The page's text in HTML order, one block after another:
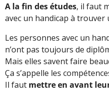
A la fin des études, il faut
avec un handicap à trouver
Les personnes avec un
n’ont pas toujours de
Mais elles savent faire
Ça s’appelle les
Il faut mettre en avant